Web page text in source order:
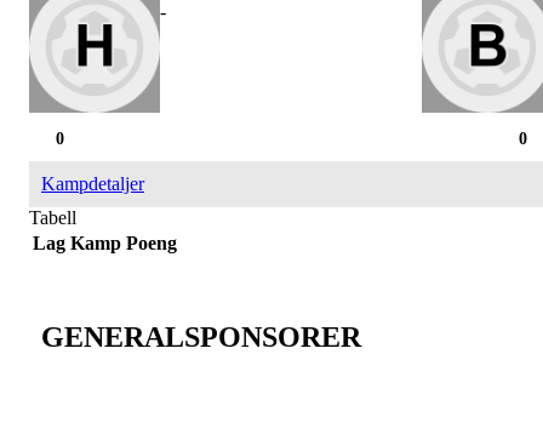
-
0
0
Kampdetaljer
Tabell
Lag Kamp Poeng
GENERALSPONSORER